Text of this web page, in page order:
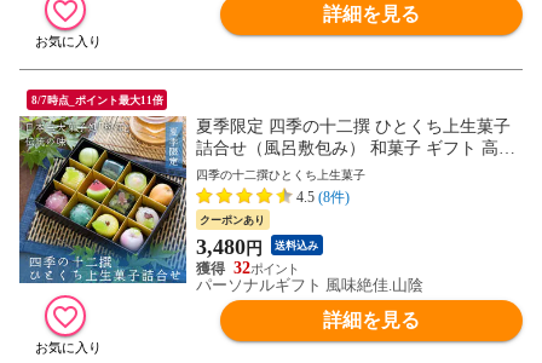
詳細を見る
8/7時点_ポイント最大11倍
夏季限定 四季の十二撰 ひとくち上生菓子
詰合せ（風呂敷包み） 和菓子 ギフト 高級
お取り寄せ スイーツ 送料無料（北海道・
沖縄を除く）
四季の十二撰ひとくち上生菓子
4.5 (8件)
クーポンあり
3,480円 送料込み
32
パーソナルギフト 風味絶佳.山陰
詳細を見る